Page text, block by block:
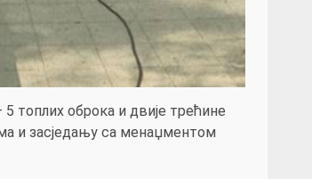
топлих оброка и двије трећине
и засједању са менаџментом